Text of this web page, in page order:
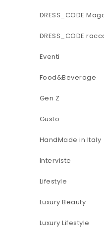
DRESS_CODE
DRESS_CODE
Eventi
Food&Beverage
Gen Z
Gusto
HandMade in Italy
Interviste
Lifestyle
Luxury Beauty
Luxury Lifestyle